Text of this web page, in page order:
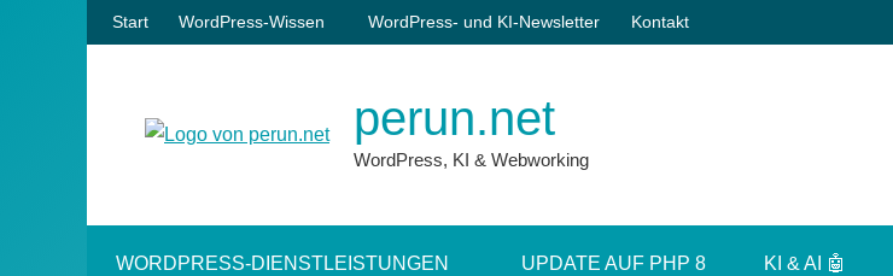
Zum
Inhalt
Start WordPress-Wissen WordPress- und KI-Newsletter Kontakt
perun.net
WordPress, KI & Webworking
WORDPRESS-DIENSTLEISTUNGEN UPDATE AUF PHP 8 KI & AI 🤖